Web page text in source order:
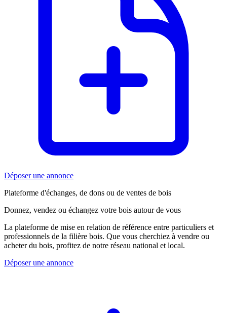
Déposer une annonce
Plateforme d'échanges, de dons ou de ventes de bois
Donnez, vendez ou échangez votre bois autour de vous
La plateforme de mise en relation de référence entre particuliers et
professionnels de la filière bois. Que vous cherchiez à vendre ou
acheter du bois, profitez de notre réseau national et local.
Déposer une annonce